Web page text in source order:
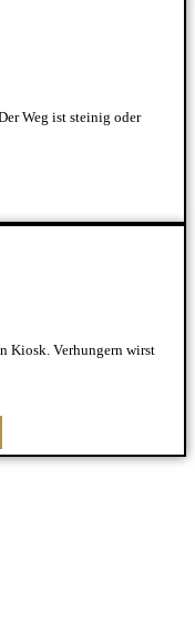
Weg ist steinig oder
Kiosk. Verhungern wirst